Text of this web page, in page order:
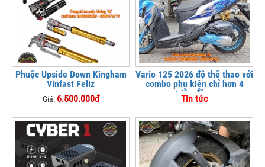
Phuộc Upside Down Kingham
Vinfast Feliz
Giá: 6.500.000đ
Vario 125 2026 độ thể thao với
combo phụ kiện chỉ hơn 4
triệu đồng
Tin tức